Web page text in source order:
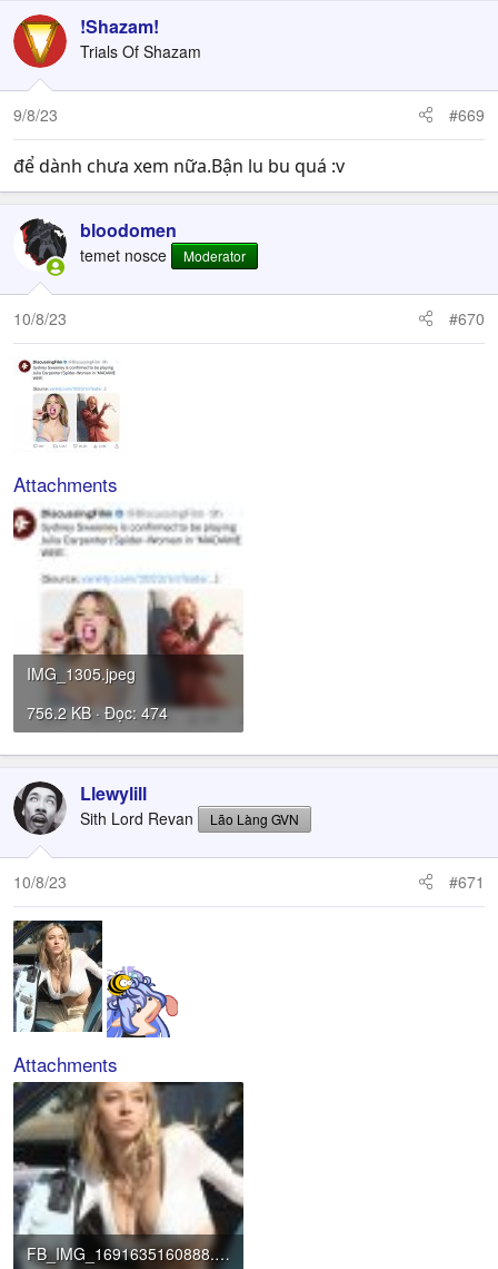
!Shazam!
Trials Of Shazam
9/8/23 #669
để dành chưa xem nữa.Bận lu bu quá :v
bloodomen
temet nosce Moderator
10/8/23 #670
Attachments
IMG_1305.jpeg
756.2 KB · Đọc: 474
Llewylill
Sith Lord Revan Lão Làng GVN
10/8/23 #671
Attachments
FB_IMG_1691635160888.jpg